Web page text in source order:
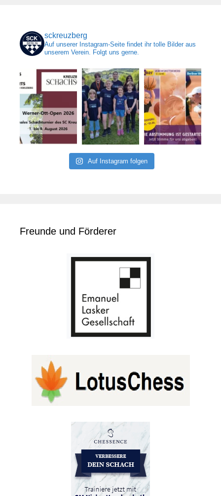
sckreuzberg
Auf unserer Instagram-Seite findet ihr tolle Bilder aus
unserem Verein. Folgt uns gerne.
Auf Instagram folgen
Freunde und Förderer